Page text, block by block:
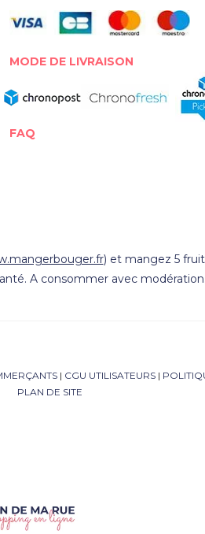
MODE DE LIVRAISON
FAQ
) et mangez 5
A consommer avec modération.
| CGU UTILISATEURS|
PLAN DE SITE